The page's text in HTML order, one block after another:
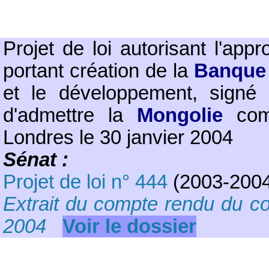
Projet de loi autorisant
portant création de la
et le développement,
d'admettre la Mongolie
Londres le 30 janvier 2004
Sénat :
Projet de loi n° 444 (2003-
Extrait du compte rendu du
2004
Voir le dossier